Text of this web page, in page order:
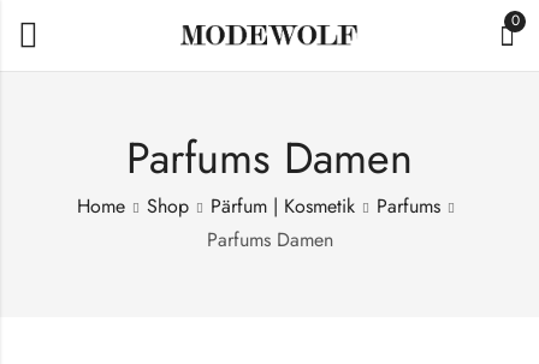
0
Parfums Damen
Home Shop Pärfum | Kosmetik
Parfums
Parfums Damen